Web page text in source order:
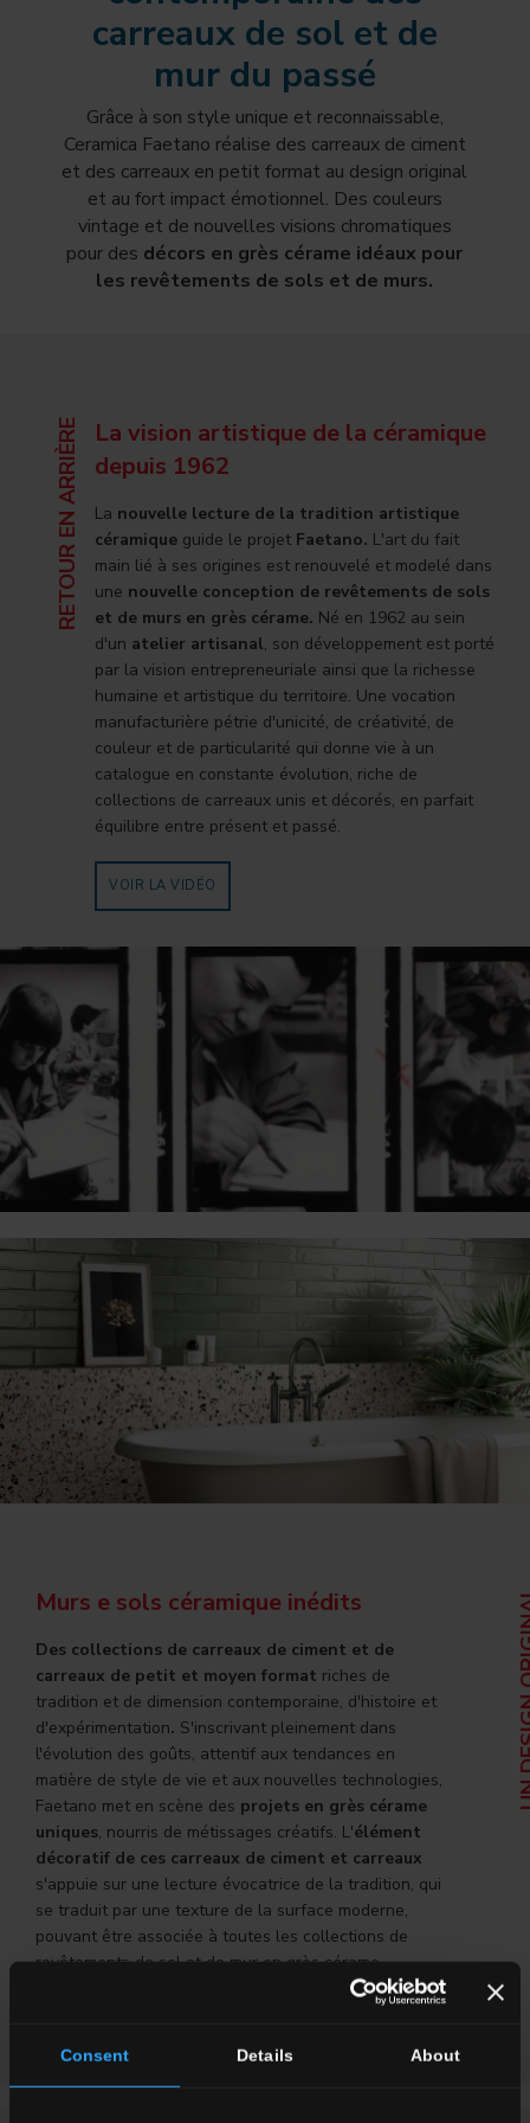
Consent Details About
carreaux de sol et de
mur du passé
Grâce à son style unique et reconnaissable,
Ceramica Faetano réalise des carreaux de ciment
et des carreaux en petit format au design original
et au fort impact émotionnel. Des couleurs
vintage et de nouvelles visions chromatiques
pour des décors en grès cérame idéaux pour
les revêtements de sols et de murs.
RETOUR EN ARRIÈRE
La vision artistique de la céramique
depuis 1962
La nouvelle lecture de la tradition artistique
céramique guide le projet Faetano. L'art du fait
main lié à ses origines est renouvelé et modelé dans
une nouvelle conception de revêtements de sols
et de murs en grès cérame. Né en 1962 au sein
d'un atelier artisanal, son développement est porté
par la vision entrepreneuriale ainsi que la richesse
humaine et artistique du territoire. Une vocation
manufacturière pétrie d'unicité, de créativité, de
couleur et de particularité qui donne vie à un
catalogue en constante évolution, riche de
collections de carreaux unis et décorés, en parfait
équilibre entre présent et passé.
VOIR LA VIDÉO
Murs e sols céramique inédits
Des collections de carreaux de ciment et de
carreaux de petit et moyen format riches de
tradition et de dimension contemporaine, d'histoire et
d'expérimentation. S'inscrivant pleinement dans
l'évolution des goûts, attentif aux tendances en
matière de style de vie et aux nouvelles technologies,
Faetano met en scène des projets en grès cérame
uniques, nourris de métissages créatifs. L'élément
décoratif de ces carreaux de ciment et carreaux
s'appuie sur une lecture évocatrice de la tradition, qui
se traduit par une texture de la surface moderne,
pouvant être associée à toutes les collections de
revêtements de sol et de mur en grès cérame.
UN